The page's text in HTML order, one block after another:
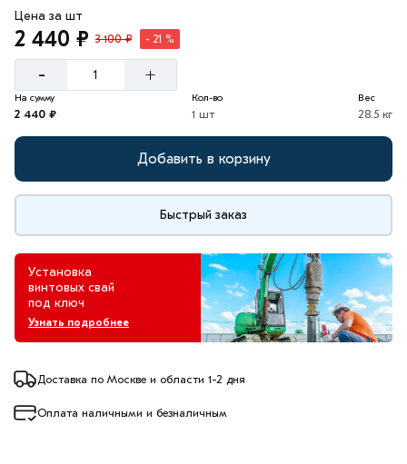
Цена за шт
2 440 ₽ 3 100 ₽ - 21 %
- +
На сумму
2 440 ₽
Кол-во
1 шт
Вес
28.5 кг
Добавить в корзину
Быстрый заказ
Установка
винтовых свай
под ключ
Узнать подробнее
Доставка по Москве и области 1-2 дня
Оплата наличными и безналичным